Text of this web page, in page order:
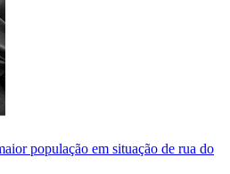
população em situação de rua do